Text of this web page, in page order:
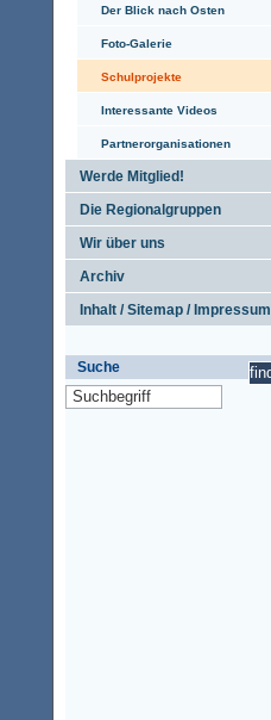
Der Blick nach Osten
Foto-Galerie
Schulprojekte
Interessante Videos
Partnerorganisationen
Werde Mitglied!
Die Regionalgruppen
Wir über uns
Archiv
Inhalt / Sitemap / Impressum
Suche